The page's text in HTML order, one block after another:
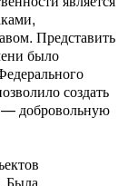
Представить
было
создать
— добровольную